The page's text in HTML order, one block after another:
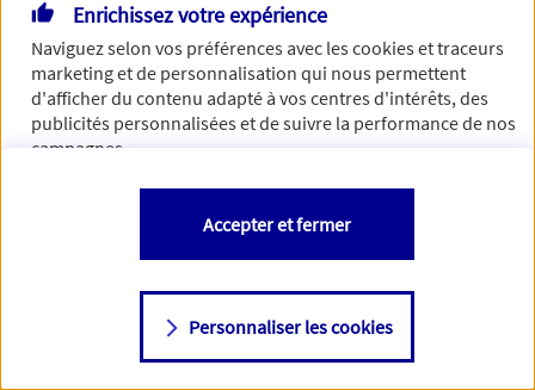
Si besoin, vous pouvez nous joindre via notre page de
contact.
> Nous contacter
Enrichissez votre expérience
Naviguez selon vos préférences avec lescookies et traceurs
marketing et de personnalisation qui nous permettent
d'afficher du contenu adapté à vos centres d'intérêts, des
publicités personnalisées et de suivre la performance de nos
campagnes.
Vous êtes libre de les accepter, de les refuser comme de
changer d'avis à tout moment en allant sur
Consulter notre politique decookies
Personnaliser les cookies
Accepter et fermer